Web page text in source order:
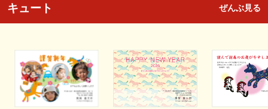
キュート ぜんぶ見る